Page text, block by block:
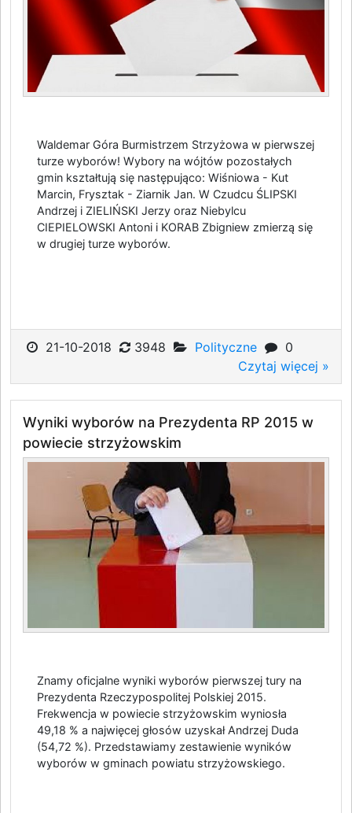
Waldemar Góra Burmistrzem Strzyżowa w pierwszej
turze wyborów! Wybory na wójtów pozostałych
gmin kształtują się następująco: Wiśniowa - Kut
Marcin, Frysztak - Ziarnik Jan. W Czudcu ŚLIPSKI
Andrzej i ZIELIŃSKI Jerzy oraz Niebylcu
CIEPIELOWSKI Antoni i KORAB Zbigniew zmierzą się
w drugiej turze wyborów.
21-10-2018 3948 Polityczne
0
Czytaj więcej »
Wyniki wyborów na Prezydenta RP 2015 w
powiecie strzyżowskim
Znamy oficjalne wyniki wyborów pierwszej tury na
Prezydenta Rzeczypospolitej Polskiej 2015.
Frekwencja w powiecie strzyżowskim wyniosła
49,18 % a najwięcej głosów uzyskał Andrzej Duda
(54,72 %). Przedstawiamy zestawienie wyników
wyborów w gminach powiatu strzyżowskiego.